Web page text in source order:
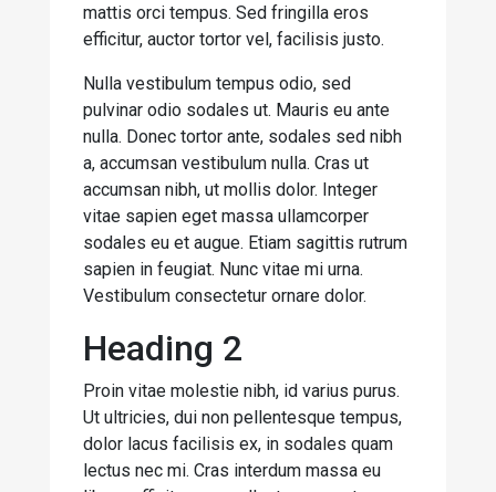
mattis orci tempus. Sed fringilla eros
efficitur, auctor tortor vel, facilisis justo.
Nulla vestibulum tempus odio, sed
pulvinar odio sodales ut. Mauris eu ante
nulla. Donec tortor ante, sodales sed nibh
a, accumsan vestibulum nulla. Cras ut
accumsan nibh, ut mollis dolor. Integer
vitae sapien eget massa ullamcorper
sodales eu et augue. Etiam sagittis rutrum
sapien in feugiat. Nunc vitae mi urna.
Vestibulum consectetur ornare dolor.
Heading 2
Proin vitae molestie nibh, id varius purus.
Ut ultricies, dui non pellentesque tempus,
dolor lacus facilisis ex, in sodales quam
lectus nec mi. Cras interdum massa eu